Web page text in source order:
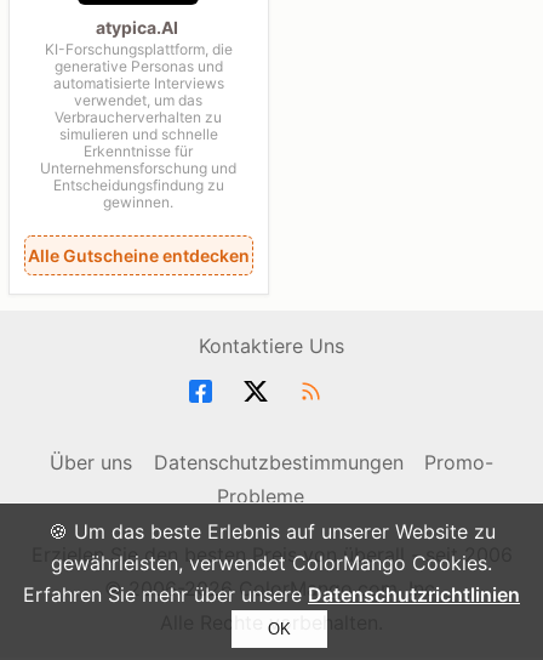
🍪 Um das beste Erlebnis auf unserer Website zu
gewährleisten, verwendet ColorMango Cookies.
Erfahren Sie mehr über unsere Datenschutzrichtlinien
OK
atypica.AI
KI-Forschungsplattform, die
generative Personas und
automatisierte Interviews
verwendet, um das
Verbraucherverhalten zu
simulieren und schnelle
Erkenntnisse für
Unternehmensforschung und
Entscheidungsfindung zu
gewinnen.
Alle Gutscheine entdecken
Kontaktiere Uns
Über uns Datenschutzbestimmungen
Promo-
Probleme
Erzielen Sie den besten Preis von überall - seit 2006
© 2006-2026 ColorMango.com, Inc.
Alle Rechte vorbehalten.